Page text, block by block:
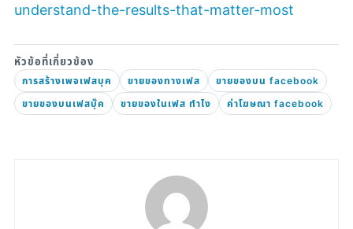
understand-the-results-that-matter-most
การสร้างเพจเฟสบุค ขายของทางเฟส
ขายของบน facebook
ขายของบนเฟสบุ๊ค
ขายของในเฟส ทําไง ค่าโฆษณา facebook